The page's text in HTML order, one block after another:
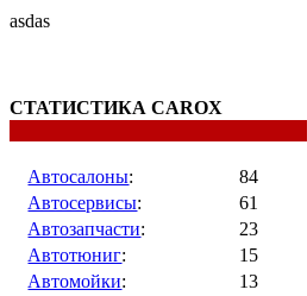
asdas
СТАТИСТИКА CAROX
Автосалоны:
84
Автосервисы:
61
Автозапчасти:
23
Автотюниг:
15
Автомойки:
13